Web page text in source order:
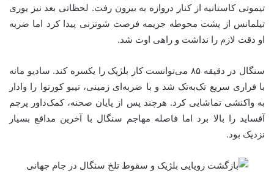
تیموتی کاستانیه از کنار دروازه به بیرون رفت. لحظاتی بعد نیز یوری
تیلمانس از پشت محوطه جریمه فرصت شوتزنی پیدا کرد اما ضربه
او دقت لازم را نداشت و راهی اوت شد.
سنگال در دقیقه ۸۵ می‌توانست کار بلژیک را یکسره کند. سادیو مانه
با فراری سریع تک‌به‌تک شد و با ضربه‌ای زمینی، تیبو کورتوا را وادار
به واکنشی تماشایی کرد. هرچند پس از پایان صحنه، کمک‌داور پرچم
آفساید را بالا برد اما فاصله مهاجم سنگال با آخرین مدافع بسیار
نزدیک بود.